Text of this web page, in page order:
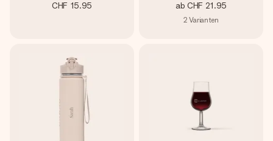
CHF 15.95 ab CHF 21.95
2 Varianten